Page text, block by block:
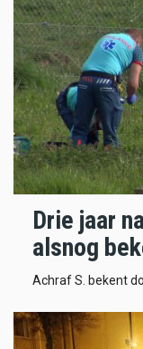
Drie jaar
alsnog
Achraf S. bekent